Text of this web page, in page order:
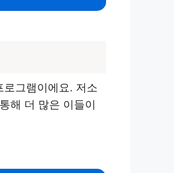
그램이에요. 저소
해 더 많은 이들이